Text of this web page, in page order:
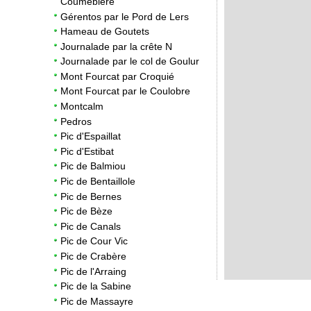
Gérentos par le Pord de Lers
Hameau de Goutets
Journalade par la crête N
Journalade par le col de Goulur
Mont Fourcat par Croquié
Mont Fourcat par le Coulobre
Montcalm
Pedros
Pic d'Espaillat
Pic d'Estibat
Pic de Balmiou
Pic de Bentaillole
Pic de Bernes
Pic de Bèze
Pic de Canals
Pic de Cour Vic
Pic de Crabère
Pic de l'Arraing
Pic de la Sabine
Pic de Massayre